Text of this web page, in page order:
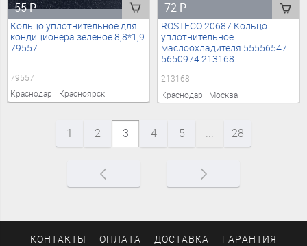
55₽
Кольцо уплотнительное для
кондиционера зеленое 8,8*1,9
79557
79557
Краснодар
Красноярск
72₽
ROSTECO 20687 Кольцо
уплотнительное
маслоохладителя 55556547
5650974 213168
213168
Краснодар
Москва
1 2 3 4 5 ... 28
КОНТАКТЫ ОПЛАТА ДОСТАВКА ГАРАНТИЯ